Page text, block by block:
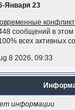
Января 23
сообщений в
всех активных
8 2026, 09:33
информации